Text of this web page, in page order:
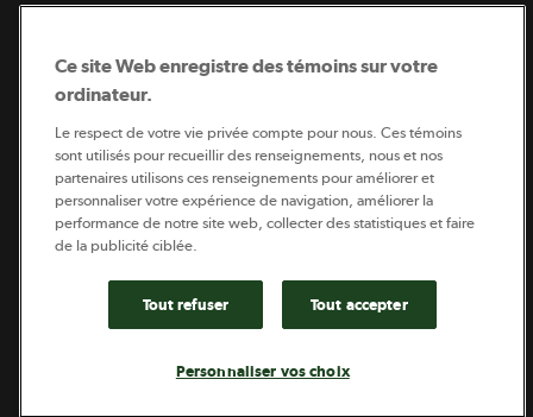
Coopérateur est publié par Sollio Groupe Coopératif.
Il est l’outil d’information de la coopération agricole
québécoise.
Ce site Web enregistre des témoins sur votre
ordinateur.
Le respect de votre vie privée compte pour nous. Ces témoins
sont utilisés pour recueillir des renseignements, nous et nos
partenaires utilisons ces renseignements pour améliorer et
personnaliser votre expérience de navigation, améliorer la
performance de notre site web, collecter des statistiques et faire
de la publicité ciblée.
Tout refuser Tout accepter
Personnaliser vos choix